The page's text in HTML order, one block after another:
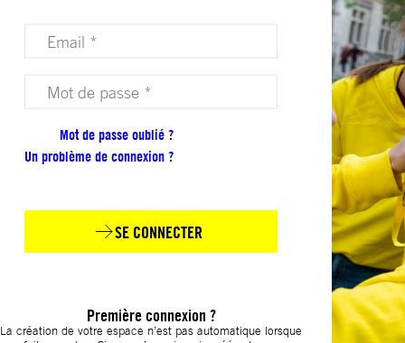
Votre adresse email (obligatoire)
Votre mot de passe (obligatoire)
Mot de passe oublié ?
Un problème de connexion ?
SE CONNECTER
Première connexion ?
La création de votre espace n’est pas automatique lorsque